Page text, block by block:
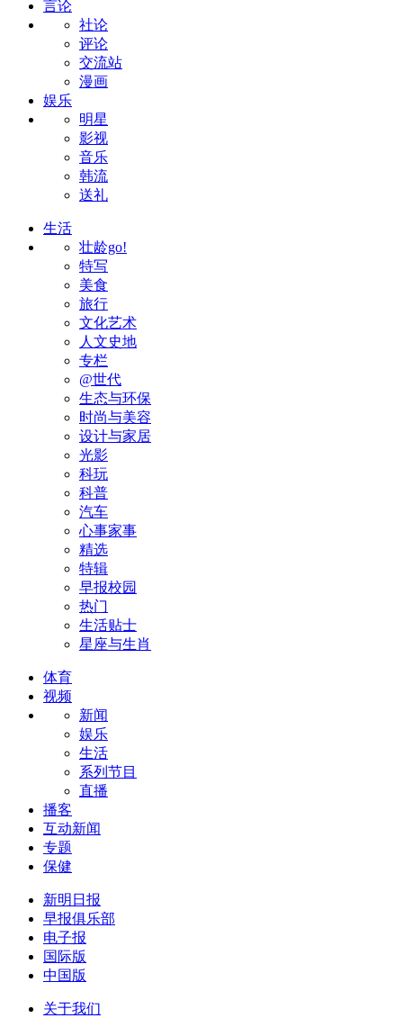
言论
社论
评论
交流站
漫画
娱乐
明星
影视
音乐
韩流
送礼
生活
壮龄go!
特写
美食
旅行
文化艺术
人文史地
专栏
@世代
生态与环保
时尚与美容
设计与家居
光影
科玩
科普
汽车
心事家事
精选
特辑
早报校园
热门
生活贴士
星座与生肖
体育
视频
新闻
娱乐
生活
系列节目
直播
播客
互动新闻
专题
保健
新明日报
早报俱乐部
电子报
国际版
中国版
关于我们